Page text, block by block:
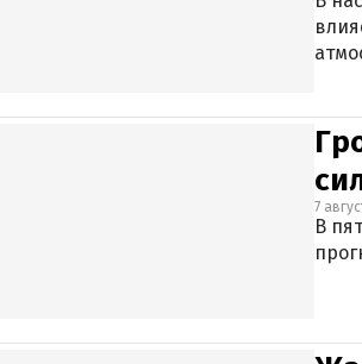
7
В